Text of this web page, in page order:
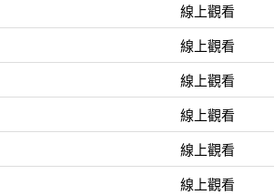
線上觀看
線上觀看
線上觀看
線上觀看
線上觀看
線上觀看